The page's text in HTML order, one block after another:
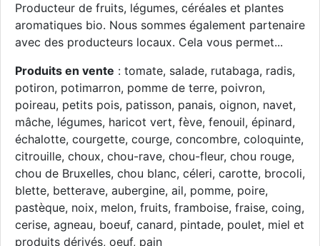
Producteur de fruits, légumes, céréales et plantes
aromatiques bio. Nous sommes également partenaire
avec des producteurs locaux. Cela vous permet...
Produits en vente : tomate, salade, rutabaga, radis,
potiron, potimarron, pomme de terre, poivron,
poireau, petits pois, patisson, panais, oignon, navet,
mâche, légumes, haricot vert, fève, fenouil, épinard,
échalotte, courgette, courge, concombre, coloquinte,
citrouille, choux, chou-rave, chou-fleur, chou rouge,
chou de Bruxelles, chou blanc, céleri, carotte, brocoli,
blette, betterave, aubergine, ail, pomme, poire,
pastèque, noix, melon, fruits, framboise, fraise, coing,
cerise, agneau, boeuf, canard, pintade, poulet, miel et
produits dérivés, oeuf, pain